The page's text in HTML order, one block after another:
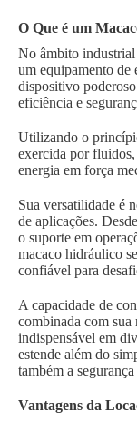
O Que é um
No âmbito
um equipamento de
dispositivo
eficiência e
Utilizando o
exercida por
energia em força
Sua versatilidade é
de aplicações.
o suporte em
macaco hidráulico
confiável para
A capacidade de
combinada com
indispensável em
estende além do
também a
Vantagens da